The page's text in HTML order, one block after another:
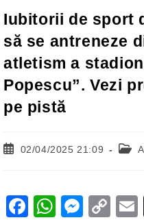
Iubitorii de sport
să se antreneze
atletism a
Popescu”. Vezi
pe pistă
Post02/04/2025 21:09
Post
F
W
M
C